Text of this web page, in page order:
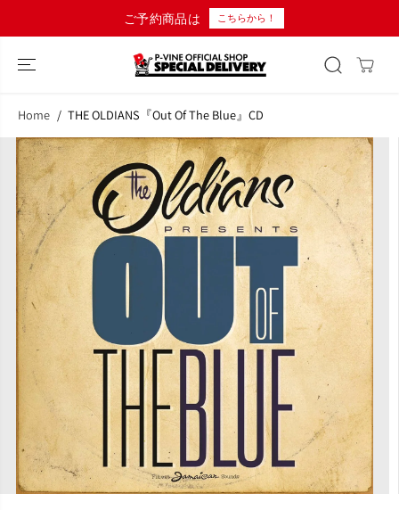
ご予約商品は こちらから！
Home THE OLDIANS『Out Of The Blue』CD
商品情報へスキ
ップ